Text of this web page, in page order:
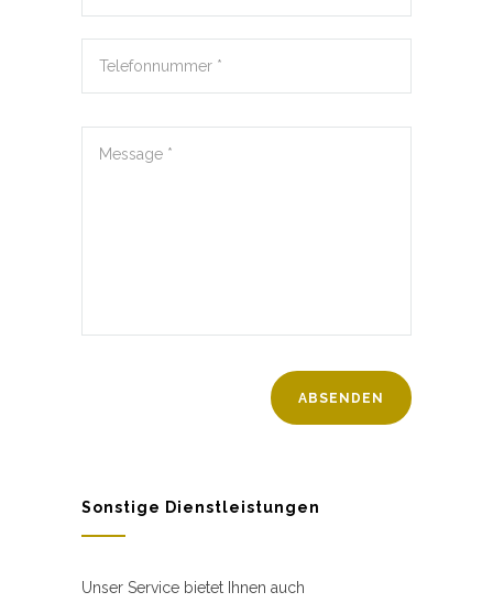
Sonstige Dienstleistungen
Unser Service bietet Ihnen auch